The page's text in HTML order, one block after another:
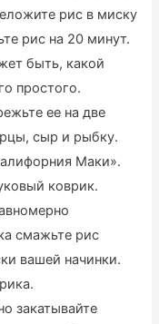
рис в миску
рис на 20 минут.
быть, какой
простого.
ее на две
сыр и рыбку.
Маки».
коврик.
смажьте рис
вашей начинки.
закатывайте